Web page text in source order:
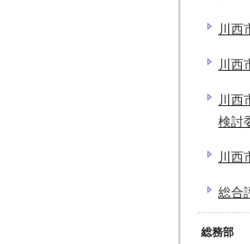
川西
川西
川西
検討
川西
総合
総務部